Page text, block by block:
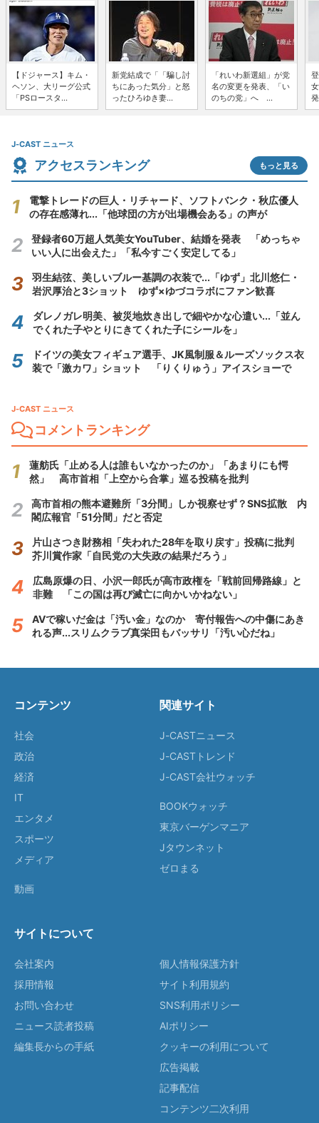
【ドジャース】キム・
ヘソン、大リーグ公式
「PSロースタ...
新党結成で「「騙し討
ちにあった気分」と怒
ったひろゆき妻...
「れいわ新選組」が党
名の変更を発表、「い
のちの党」へ ...
J-CAST ニュース
アクセスランキング もっと見る
電撃トレードの巨人・リチャード、ソフトバンク・秋広優人
の存在感薄れ...「他球団の方が出場機会ある」の声が
登録者60万超人気美女YouTuber、結婚を発表 「めっちゃ
いい人に出会えた」「私今すごく安定してる」
羽生結弦、美しいブルー基調の衣装で...「ゆず」北川悠仁・
岩沢厚治と3ショット ゆず×ゆづコラボにファン歓喜
ダレノガレ明美、被災地炊き出しで細やかな心遣い...「並ん
でくれた子やとりにきてくれた子にシールを」
ドイツの美女フィギュア選手、JK風制服＆ルーズソックス衣
装で「激カワ」ショット 「りくりゅう」アイスショーで
J-CAST ニュース
コメントランキング
蓮舫氏「止める人は誰もいなかったのか」「あまりにも愕
然」 高市首相「上空から合掌」巡る投稿を批判
高市首相の熊本避難所「3分間」しか視察せず？SNS拡散 内
閣広報官「51分間」だと否定
片山さつき財務相「失われた28年を取り戻す」投稿に批判
芥川賞作家「自民党の大失政の結果だろう」
広島原爆の日、小沢一郎氏が高市政権を「戦前回帰路線」と
非難 「この国は再び滅亡に向かいかねない」
AVで稼いだ金は「汚い金」なのか 寄付報告への中傷にあき
れる声...スリムクラブ真栄田もバッサリ「汚い心だね」
コンテンツ
社会
政治
経済
IT
エンタメ
スポーツ
メディア
動画
関連サイト
J-CASTニュース
J-CASTトレンド
J-CAST会社ウォッチ
BOOKウォッチ
東京バーゲンマニア
Jタウンネット
ゼロまる
サイトについて
会社案内
採用情報
お問い合わせ
ニュース読者投稿
編集長からの手紙
個人情報保護方針
サイト利用規約
SNS利用ポリシー
AIポリシー
クッキーの利用について
広告掲載
記事配信
コンテンツ二次利用